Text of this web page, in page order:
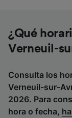
¿Qué
Verneuil-
Consulta los
Verneuil-sur-
2026. Para
hora o fecha,